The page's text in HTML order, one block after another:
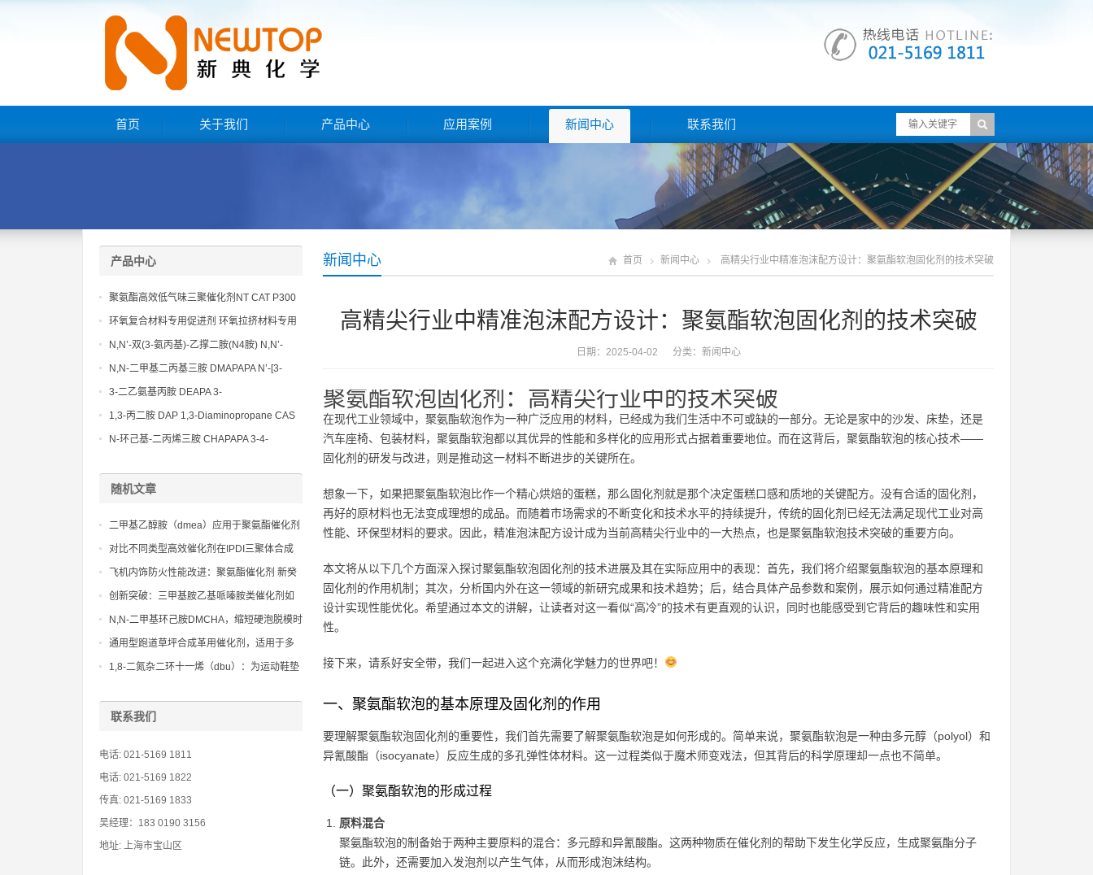
首页 关于我们 产品中心 应用案例 新闻中心 联系我们
新闻中心 首页 新闻中心 高精尖行业中精准泡沫配方设计：聚氨酯软泡固化剂的技术突破
高精尖行业中精准泡沫配方设计：聚氨酯软泡固化剂的技术突破
日期：2025-04-02 分类： 新闻中心
聚氨酯软泡固化剂：高精尖行业中的技术突破
在现代工业领域中，聚氨酯软泡作为一种广泛应用的材料，已经成为我们生活中不可或缺的一部分。无论是家中的沙发、床垫，还是
汽车座椅、包装材料，聚氨酯软泡都以其优异的性能和多样化的应用形式占据着重要地位。而在这背后，聚氨酯软泡的核心技术——
固化剂的研发与改进，则是推动这一材料不断进步的关键所在。
想象一下，如果把聚氨酯软泡比作一个精心烘焙的蛋糕，那么固化剂就是那个决定蛋糕口感和质地的关键配方。没有合适的固化剂，
再好的原材料也无法变成理想的成品。而随着市场需求的不断变化和技术水平的持续提升，传统的固化剂已经无法满足现代工业对高
性能、环保型材料的要求。因此，精准泡沫配方设计成为当前高精尖行业中的一大热点，也是聚氨酯软泡技术突破的重要方向。
本文将从以下几个方面深入探讨聚氨酯软泡固化剂的技术进展及其在实际应用中的表现：首先，我们将介绍聚氨酯软泡的基本原理和
固化剂的作用机制；其次，分析国内外在这一领域的新研究成果和技术趋势；后，结合具体产品参数和案例，展示如何通过精准配方
设计实现性能优化。希望通过本文的讲解，让读者对这一看似“高冷”的技术有更直观的认识，同时也能感受到它背后的趣味性和实用
性。
接下来，请系好安全带，我们一起进入这个充满化学魅力的世界吧！
一、聚氨酯软泡的基本原理及固化剂的作用
要理解聚氨酯软泡固化剂的重要性，我们首先需要了解聚氨酯软泡是如何形成的。简单来说，聚氨酯软泡是一种由多元醇（polyol）和
异氰酸酯（isocyanate）反应生成的多孔弹性体材料。这一过程类似于魔术师变戏法，但其背后的科学原理却一点也不简单。
（一）聚氨酯软泡的形成过程
原料混合
聚氨酯软泡的制备始于两种主要原料的混合：多元醇和异氰酸酯。这两种物质在催化剂的帮助下发生化学反应，生成聚氨酯分子
链。此外，还需要加入发泡剂以产生气体，从而形成泡沫结构。
产品中心
聚氨酯高效低气味三聚催化剂NT CAT P300
环氧复合材料专用促进剂 环氧拉挤材料专用
促进剂 NT EP 120
N,N’-双(3-氨丙基)-乙撑二胺(N4胺) N,N’-
Bis(3-aminopropyl)-ethylenediamine CAS
No10563-26-5
N,N-二甲基二丙基三胺 DMAPAPA N’-[3-
(dimethylamino)propyllpropane-1,3-
diamine CAS No10563-29-8
3-二乙氨基丙胺 DEAPA 3-
(Diethylamino)propylamine CAS No 104-
1,3-丙二胺 DAP 1,3-Diaminopropane CAS
No 109-76-2
N-环己基-二丙烯三胺 CHAPAPA 3-4-
随机文章
二甲基乙醇胺（dmea）应用于聚氨酯催化剂
对比不同类型高效催化剂在IPDI三聚体合成
中对产物色泽及透明度的作用
飞机内饰防火性能改进：聚氨酯催化剂 新癸
酸铋的实际应用
创新突破：三甲基胺乙基哌嗪胺类催化剂如
何重塑环保型聚氨酯泡沫
N,N-二甲基环己胺DMCHA，缩短硬泡脱模时
间，提升生产效率
通用型跑道草坪合成革用催化剂，适用于多
种聚氨酯树脂体系
1,8-二氮杂二环十一烯（dbu）：为运动鞋垫
联系我们
电话: 021-5169 1811
电话: 021-5169 1822
传真: 021-5169 1833
吴经理：183 0190 3156
地址: 上海市宝山区